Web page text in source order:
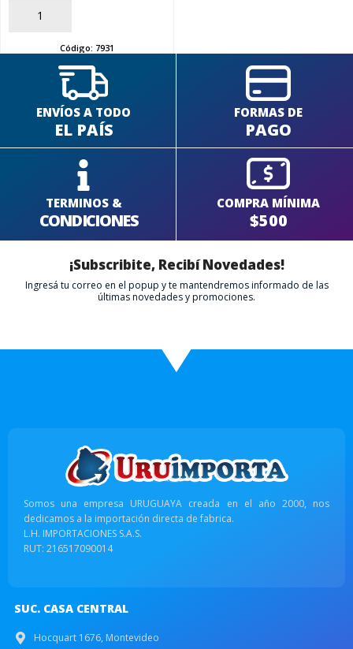
AÑADIR
Código: 7931
ENVÍOS A TODO
EL PAÍS
FORMAS DE
PAGO
TERMINOS &
CONDICIONES
COMPRA MÍNIMA
$500
¡Subscribite, Recibí Novedades!
Ingresá tu correo en el popup y te mantendremos informado de las
últimas novedades y promociones.
Somos una empresa URUGUAYA creada en el año 2000, nos
dedicamos a la importación directa de fabrica.
L.H. IMPORTACIONES S.A.S.
RUT: 216517090014
SUC. CASA CENTRAL
Hocquart 1676, Montevideo